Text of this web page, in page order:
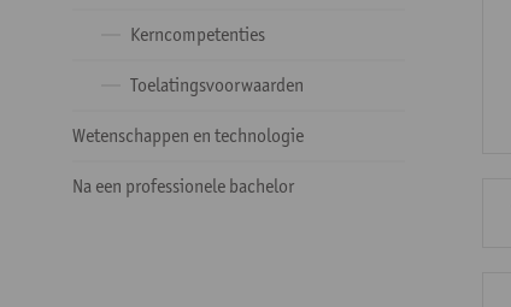
Kerncompetenties
Toelatingsvoorwaarden
Wetenschappen en technologie
Na een professionele bachelor